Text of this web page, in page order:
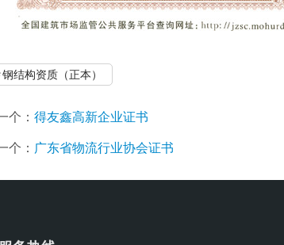
钢结构资质（正本）
个： 得友鑫高新企业证书
个： 广东省物流行业协会证书